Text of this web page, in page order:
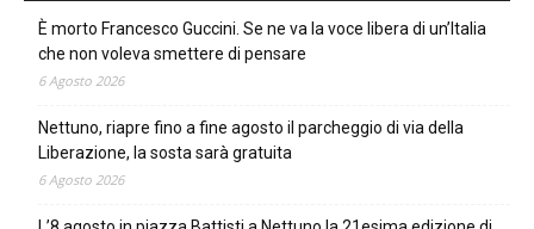
È morto Francesco Guccini. Se ne va la voce libera di un’Italia
che non voleva smettere di pensare
6 Agosto 2026
Nettuno, riapre fino a fine agosto il parcheggio di via della
Liberazione, la sosta sarà gratuita
6 Agosto 2026